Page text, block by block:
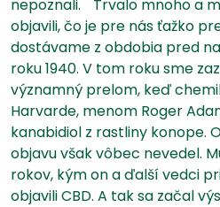
nepoznali. Trvalo mnoho a
objavili, čo je pre nás ťažko
dostávame z obdobia pred
roku 1940. V tom roku sme
významný prelom, keď
Harvarde, menom Roger
kanabidiol z rastliny konope.
objavu však vôbec nevedel.
rokov, kým on a ďalší vedci
objavili CBD. A tak sa začal